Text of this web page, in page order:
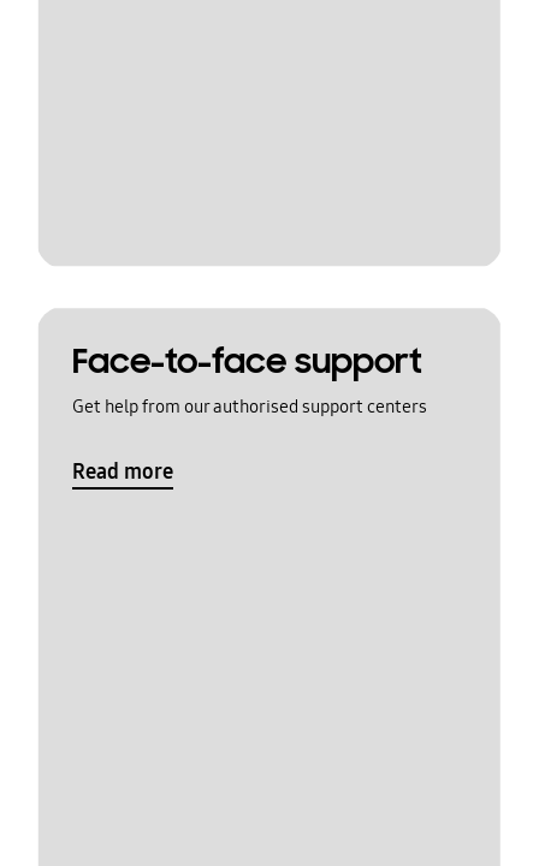
Face-to-face support
Get help from our authorised support centers
Read more